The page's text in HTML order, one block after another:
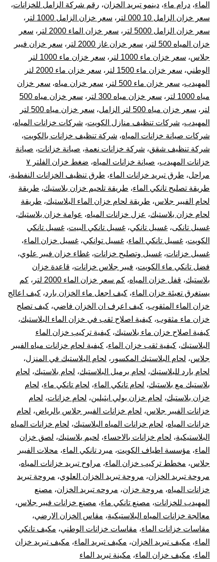
الماء، درام ماء، دينمو تبريد الخزان، رقم شركة الزامل للخزانات،
سعر خزان الزامل 10 000 لتر
، سعر خزان الزامل 1000 لتر
،
سعر خزان الزامل 5000 لتر
، سعر خزان الماء 2000 لتر ، سعر
خزان المياه 500 لتر
، سعر خزان غاز 2000 لتر ، سعر خزان فيبر
جلاس، سعر خزان ماء 1000 لتر ،
سعر خزان ماء 1000 لتر
الوطني، سعر خزان ماء 1500 لتر ،
سعر خزان ماء 2000 لتر
المهيدب، سعر خزان ماء 500 لتر ، سعر خزان مياه، سعر خزان
مياه 1000 لتر
، سعر خزان مياه 300 لتر ،
سعر خزان مياه 500
لتر ، سعر خزان مياه 500 لتر الزامل ،
سعر خزان مياه 500 لتر
المهيدب، شركات تنظيف منازل الكويت، شركات خزانات المياه،
شركات صيانة خزانات المياه، شركة تنظيف خزانات بالكويت،
شركة تنظيف شقق، شركة خزانات نعمة، صيانة خزانات، صيانة
خزانات المهيدب، صيانة خزانات المياه،
ضغط خزان الفلتر ٧
مراحل، طرق تبريد خزانات الماء، طرق تنظيف الخزانات النفطية،
طريقة تصليح تانكي الماء، طريقة تلحيم خزان بلاستيك، طريقة
لحام الفيبر جلاس، طريقة لحام خزان الماء البلاستيك، طريقة
لحام خزان بلاستيك، عزل خزانات المياه، عوامة خزان بلاستيك،
غسيل تانكى، غسيل تانكي، غسيل تانكي البيت، غسيل تانكي
الكويت، غسيل تانكي الماء، غسيل توانكي، غسيل خزان الماء،
غسيل خزانات، غسيل وتصليح خزانات، غطاء خزان فيبر علوي،
فضل تانكي ماء الكويت، فيبر جلاس خزانات، قاعدة خزان
بلاستيك، قفل خزان المياه، كم سعر خزان الماء 2000 لتر ، كم
يستغرق تعبئة خزان الماء، كيف اجعل ماء الخزان بارد، كيف اعالج
خزان الماء المثقوب، كيف اعرف ان الخزان فاضي، كيف تصلح
خزان ماء مثقوب، كيفية اصلاح ثقب في خزان الماء البلاستيك،
كيفية اصلاح خزان ماء بلاستيك، كيفية تركيب خزان الماء
البلاستيك، كيفية ثقب خزان الماء، كيفية لحام خزانات مياه الفيبر
جلاس، لحام البلاستيك المكسور ، لحام البلاستيك في المنزل،
لحام بارد للبلاستيك، لحام برميل البلاستيك، لحام بلاستيك، لحام
بلاستيك مع بلاستيك، لحام تانكي الماء، لحام تانكي ماء، لحام
خزان بلاستيك، لحام خزان بولي ايثيلين، لحام خزانات، لحام
خزانات الفيبر جلاس، لحام خزانات الفيبر جلاس بالرياض، لحام
خزانات المياه، لحام خزانات المياه البلاستيك، لحام خزانات المياه
البلاستيكية، لحام خزانات بالاحساء، لحيم بلاستيك، لصق خزان
الماء، مؤسسة اطياف الكويت، مبرد تانكي الماء، محلات الفيبر
جلاس، مخطط تركيب خزان الماء، مراوح تبريد خزانات المياه،
مروحة تبريد الخزان، مروحة تبريد الخزان العلوي، مروحة تبريد
خزانات المياه، مروحة خزان، مروحه تبريد الخزان، مصنع
المهيدب للخزانات، مصنع تانكي ماء، مصنع خزانات فيبر جلاس،
معالجة خزانات المياه البلاستيكية، مقاس الخزان الارضي،
مقاسات خزانات الماء، مقاسات خزانات الوطني، مكيف تانكي
الماء، مكيف تبريد الخزان، مكيف تبريد الماء، مكيف تبريد خزان
الماء، مكيف خزان الماء، مكينة تبريد الماء